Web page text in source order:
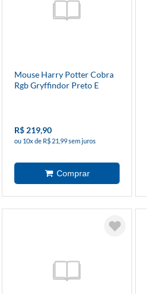
Mouse Harry Potter Cobra
Rgb Gryffindor Preto E
R$ 219,90
ou 10x de R$ 21,99 sem juros